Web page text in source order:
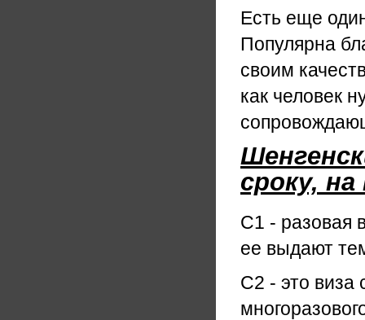
Есть еще
Популярна
своим
как человек
сроку,
С1 - разовая
ее выдают
С2 - это виза